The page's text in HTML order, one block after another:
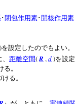
･ 閉包作用素･ 開核作用素
を設定したのでもよい。
距離空間(R ,d)を設
る。
ける。